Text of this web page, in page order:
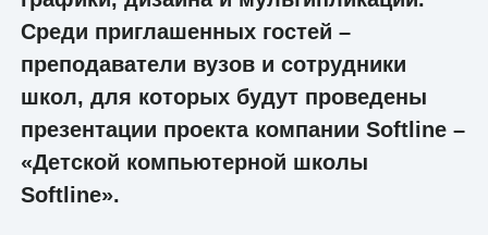
Среди приглашенных гостей –
преподаватели вузов и сотрудники
школ, для которых будут проведены
презентации проекта компании Softline –
«Детской компьютерной школы
Softline».